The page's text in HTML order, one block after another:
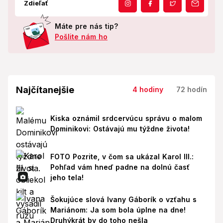
Zdieľať
Máte pre nás tip?
Pošlite nám ho
Najčítanejšie 4 hodiny 72 hodín
Kiska oznámil srdcervúcu správu o malom
Dominikovi: Ostávajú mu týždne života!
FOTO Pozrite, v čom sa ukázal Karol III.:
Pohľad vám hneď padne na dolnú časť
jeho tela!
Šokujúce slová Ivany Gáborík o vzťahu s
Mariánom: Ja som bola úplne na dne!
Druhýkrát by do toho nešla